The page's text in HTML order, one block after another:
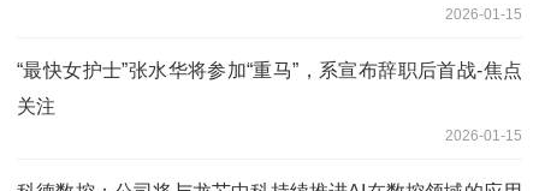
2026-01-15
“最快女护士”张水华将参加“重马”，系宣布辞职后首战-焦点
关注
2026-01-15